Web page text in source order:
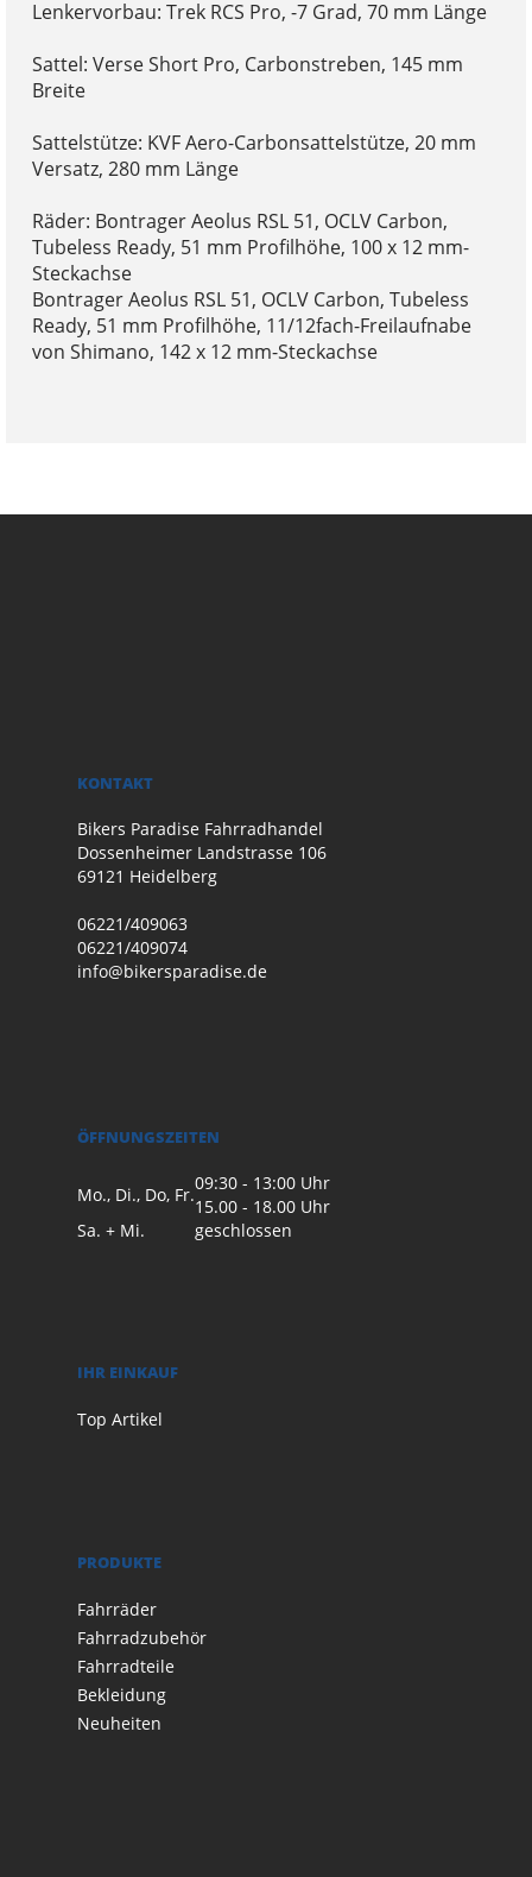
Lenkervorbau: Trek RCS Pro, -7 Grad, 70 mm Länge
Sattel: Verse Short Pro, Carbonstreben, 145 mm
Breite
Sattelstütze: KVF Aero-Carbonsattelstütze, 20 mm
Versatz, 280 mm Länge
Räder: Bontrager Aeolus RSL 51, OCLV Carbon,
Tubeless Ready, 51 mm Profilhöhe, 100 x 12 mm-
Steckachse
Bontrager Aeolus RSL 51, OCLV Carbon, Tubeless
Ready, 51 mm Profilhöhe, 11/12fach-Freilaufnabe
von Shimano, 142 x 12 mm-Steckachse
KONTAKT
Bikers Paradise Fahrradhandel
Dossenheimer Landstrasse 106
69121 Heidelberg
06221/409063
06221/409074
info@bikersparadise.de
ÖFFNUNGSZEITEN
Mo., Di., Do, Fr.
09:30 - 13:00 Uhr
15.00 - 18.00 Uhr
Sa. + Mi.
geschlossen
IHR EINKAUF
Top Artikel
PRODUKTE
Fahrräder
Fahrradzubehör
Fahrradteile
Bekleidung
Neuheiten